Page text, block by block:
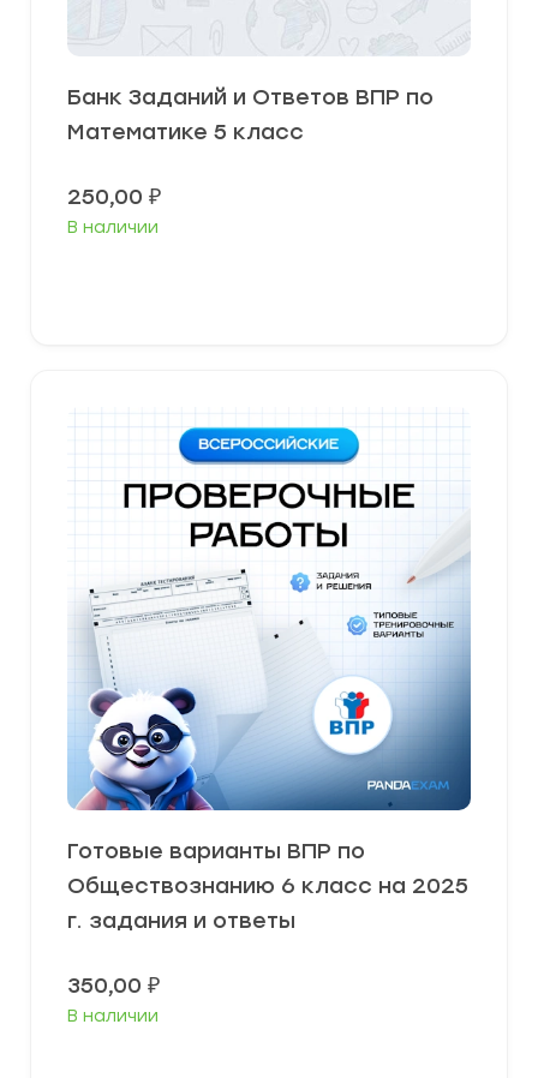
Банк Заданий и Ответов ВПР по
Математике 5 класс
250,00 ₽
В наличии
Готовые варианты ВПР по
Обществознанию 6 класс на 2025
г. задания и ответы
350,00 ₽
В наличии